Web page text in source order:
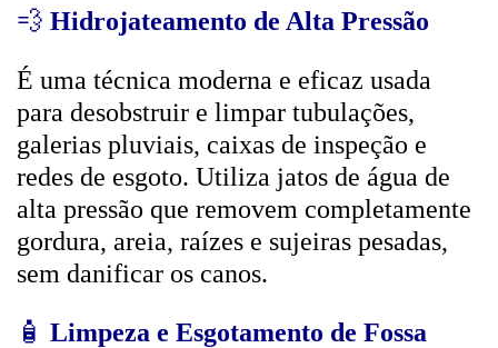
💨 Hidrojateamento de Alta Pressão
É uma técnica moderna e eficaz usada
para desobstruir e limpar tubulações,
galerias pluviais, caixas de inspeção e
redes de esgoto. Utiliza jatos de água de
alta pressão que removem completamente
gordura, areia, raízes e sujeiras pesadas,
sem danificar os canos.
🧴 Limpeza e Esgotamento de Fossa